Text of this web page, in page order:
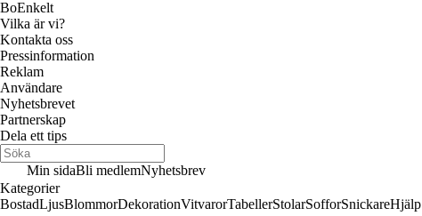
BoEnkelt
Vilka är vi?
Kontakta oss
Pressinformation
Reklam
Användare
Nyhetsbrevet
Partnerskap
Dela ett tips
Min sidaBli medlemNyhetsbrev
Kategorier
BostadLjusBlommorDekorationVitvarorTabellerStolarSofforSnickareHjälp